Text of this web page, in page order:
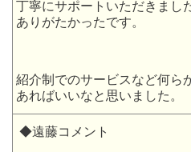
丁寧にサポートいただきまし
ありがたかったです。
紹介制でのサービスなど何ら
あればいいなと思いました。
◆遠藤コメント